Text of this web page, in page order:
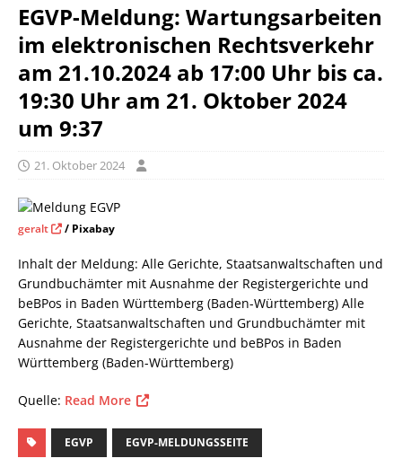
EGVP-Meldung: Wartungsarbeiten
im elektronischen Rechtsverkehr
am 21.10.2024 ab 17:00 Uhr bis ca.
19:30 Uhr am 21. Oktober 2024
um 9:37
21. Oktober 2024
geralt / Pixabay
Inhalt der Meldung: Alle Gerichte, Staatsanwaltschaften und
Grundbuchämter mit Ausnahme der Registergerichte und
beBPos in Baden Württemberg (Baden-Württemberg) Alle
Gerichte, Staatsanwaltschaften und Grundbuchämter mit
Ausnahme der Registergerichte und beBPos in Baden
Württemberg (Baden-Württemberg)
Quelle: Read More
EGVP EGVP-MELDUNGSSEITE